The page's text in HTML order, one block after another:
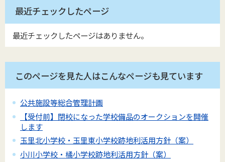
最近チェックしたページ
最近チェックしたページはありません。
このページを見た人はこんなページも見ています
公共施設等総合管理計画
【受付前】閉校になった学校備品のオークションを開催
します
玉里北小学校・玉里東小学校跡地利活用方針（案）
小川小学校・橘小学校跡地利活用方針（案）